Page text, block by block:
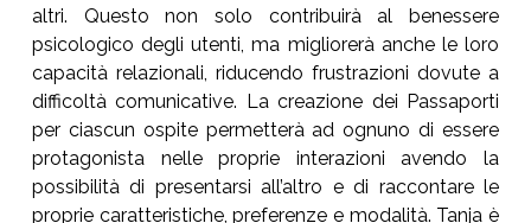
altri. Questo non solo contribuirà al benessere
psicologico degli utenti, ma migliorerà anche le loro
capacità relazionali, riducendo frustrazioni dovute a
difficoltà comunicative. La creazione dei Passaporti
per ciascun ospite permetterà ad ognuno di essere
protagonista nelle proprie interazioni avendo la
possibilità di presentarsi all’altro e di raccontare le
proprie caratteristiche, preferenze e modalità. Tanja è